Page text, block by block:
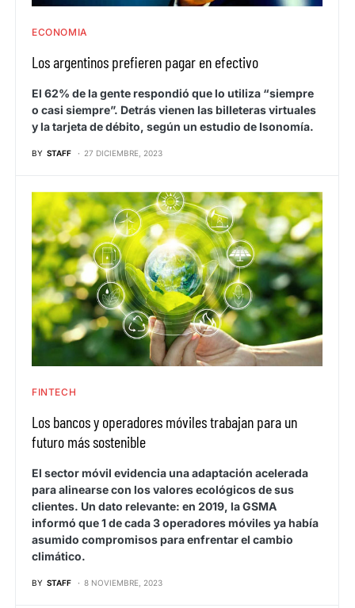
ECONOMIA
Los argentinos prefieren pagar en efectivo
El 62% de la gente respondió que lo utiliza “siempre
o casi siempre”. Detrás vienen las billeteras virtuales
y la tarjeta de débito, según un estudio de Isonomía.
BY STAFF 27 DICIEMBRE, 2023
FINTECH
Los bancos y operadores móviles trabajan para un
futuro más sostenible
El sector móvil evidencia una adaptación acelerada
para alinearse con los valores ecológicos de sus
clientes. Un dato relevante: en 2019, la GSMA
informó que 1 de cada 3 operadores móviles ya había
asumido compromisos para enfrentar el cambio
climático.
BY STAFF 8 NOVIEMBRE, 2023